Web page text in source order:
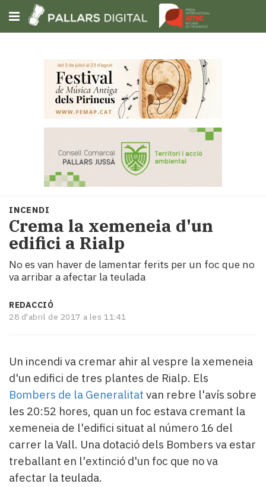
Subscriu-t'hi
Portada
Societat
Política
i
municipis
Economia
i
Cultura
Esports
TV
mitjans
El
temps
Reportatges
Entrevistes
Enquestes
A
escena!
INCENDI
Crema la xemeneia d'un
edifici a Rialp
No es van haver de lamentar ferits per un foc que no
va arribar a afectar la teulada
REDACCIÓ
28 d'abril de 2017 a les 11:41
Un incendi va cremar ahir al vespre la xemeneia
d'un edifici de tres plantes de Rialp. Els
Bombers de la Generalitat van rebre l'avís sobre
les 20:52 hores, quan un foc estava cremant la
xemeneia de l'edifici situat al número 16 del
carrer la Vall. Una dotació dels Bombers va estar
treballant en l'extinció d'un foc que no va
afectar la teulada.